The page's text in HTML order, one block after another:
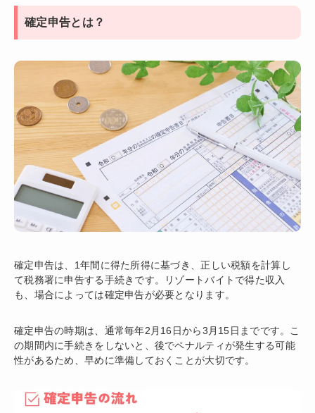
確定申告とは？
確定申告は、1年間に得た所得に基づき、正しい税額を計算し
て税務署に申告する手続きです。リゾートバイトで得た収入
も、場合によっては確定申告が必要となります。
確定申告の時期は、通常毎年2月16日から3月15日までです。こ
の期間内に手続きをしないと、後でペナルティが発生する可能
性があるため、早めに準備しておくことが大切です。